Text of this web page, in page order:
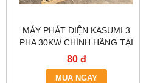
MÁY PHÁT ĐIỆN KASUMI 3
PHA 30KW CHÍNH HÃNG TẠI
HN & TP.HCM | MR BỘ 0911
80 đ
MUA NGAY